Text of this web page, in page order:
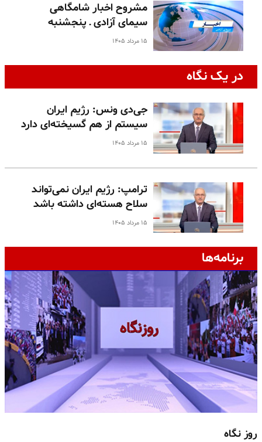
مشروح اخبار شامگاهی
سیمای آزادی ـ پنجشنبه
۱۵ مرداد ۱۴۰۵
در یک نگاه
جی‌دی ونس: رژیم ایران
سیستم از هم گسیخته‌ای دارد
۱۵ مرداد ۱۴۰۵
ترامپ: رژیم ایران نمی‌تواند
سلاح هسته‌ای داشته باشد
۱۵ مرداد ۱۴۰۵
برنامه‌ها
روز نگاه